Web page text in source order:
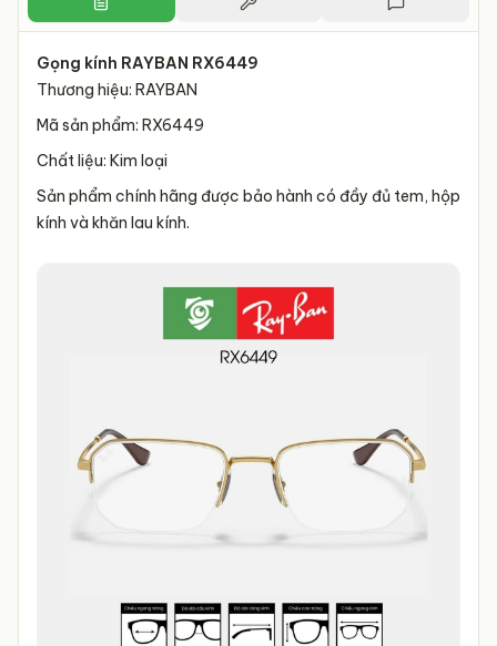
Gọng kính RAYBAN RX6449
Thương hiệu: RAYBAN
Mã sản phẩm: RX6449
Chất liệu: Kim loại
Sản phẩm chính hãng được bảo hành có đầy đủ tem, hộp
kính và khăn lau kính.